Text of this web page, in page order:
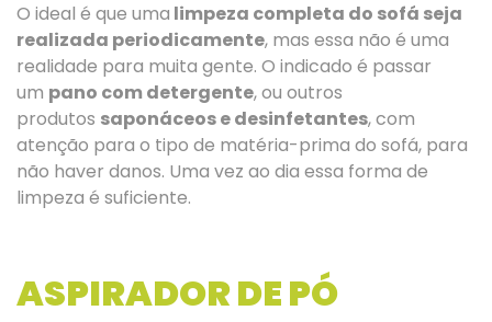
O ideal é que uma limpeza completa do sofá seja
realizada periodicamente, mas essa não é uma
realidade para muita gente. O indicado é passar
um pano com detergente, ou outros
produtos saponáceos e desinfetantes, com
atenção para o tipo de matéria-prima do sofá, para
não haver danos. Uma vez ao dia essa forma de
limpeza é suficiente.
ASPIRADOR DE PÓ